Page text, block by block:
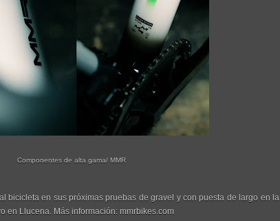
Componentes de alta gama/ MMR
bicicleta en sus próximas pruebas de gravel y con puesta de largo en la
en Llucena. Más información: mmrbikes.com